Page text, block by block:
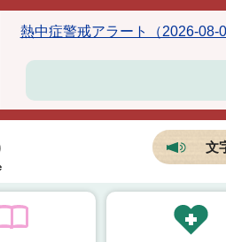
熱中症警戒アラート（2026-08-
文